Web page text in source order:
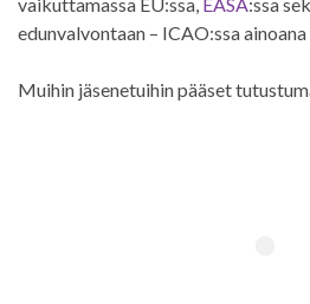
edunvalvontaan – ICAO:ssa
Muihin jäsenetuihin pääset